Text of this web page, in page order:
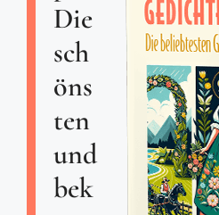
Die
sch
öns
ten
und
bek